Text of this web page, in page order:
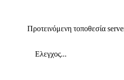
Προτεινόμενη τοποθεσία
Ελεγχος...